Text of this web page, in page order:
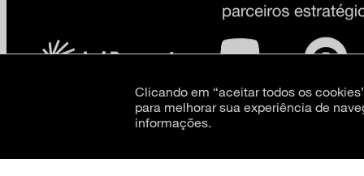
CNPJ: 62.520.218/0001-24Razão social: Museu de Arte Moderna de São Paulo
Clicando em “aceitar todos os
para melhorar sua experiência de
informações.